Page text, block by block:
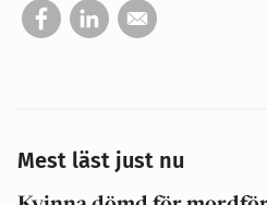
Mest läst just nu